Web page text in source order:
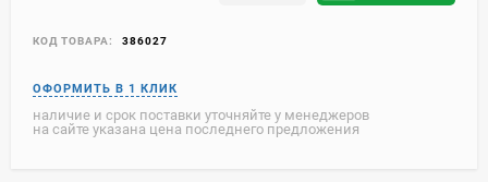
КОД ТОВАРА: 386027
наличие и срок поставки уточняйте у менеджеров
на сайте указана цена последнего предложения